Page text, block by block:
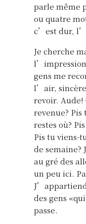
parle même
ou quatre
c’est dur,
Je cherche
l’impression
gens me
l’air,
revoir. Aude!
revenue?
restes où?
Pis tu viens-
de semaine?
au gré des
un peu ici.
des gens
passe.